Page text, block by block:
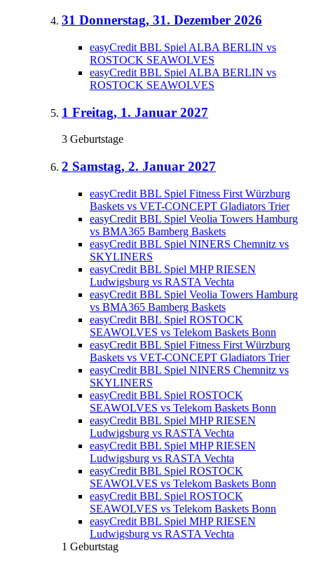
31 Donnerstag, 31. Dezember 2026
easyCredit BBL Spiel ALBA BERLIN vs
ROSTOCK SEAWOLVES
easyCredit BBL Spiel ALBA BERLIN vs
ROSTOCK SEAWOLVES
1 Freitag, 1. Januar 2027
3 Geburtstage
2 Samstag, 2. Januar 2027
easyCredit BBL Spiel Fitness First Würzburg
Baskets vs VET-CONCEPT Gladiators Trier
easyCredit BBL Spiel Veolia Towers Hamburg
vs BMA365 Bamberg Baskets
easyCredit BBL Spiel NINERS Chemnitz vs
SKYLINERS
easyCredit BBL Spiel MHP RIESEN
Ludwigsburg vs RASTA Vechta
easyCredit BBL Spiel Veolia Towers Hamburg
vs BMA365 Bamberg Baskets
easyCredit BBL Spiel ROSTOCK
SEAWOLVES vs Telekom Baskets Bonn
easyCredit BBL Spiel Fitness First Würzburg
Baskets vs VET-CONCEPT Gladiators Trier
easyCredit BBL Spiel NINERS Chemnitz vs
SKYLINERS
easyCredit BBL Spiel ROSTOCK
SEAWOLVES vs Telekom Baskets Bonn
easyCredit BBL Spiel MHP RIESEN
Ludwigsburg vs RASTA Vechta
easyCredit BBL Spiel MHP RIESEN
Ludwigsburg vs RASTA Vechta
easyCredit BBL Spiel ROSTOCK
SEAWOLVES vs Telekom Baskets Bonn
easyCredit BBL Spiel ROSTOCK
SEAWOLVES vs Telekom Baskets Bonn
easyCredit BBL Spiel MHP RIESEN
Ludwigsburg vs RASTA Vechta
1 Geburtstag